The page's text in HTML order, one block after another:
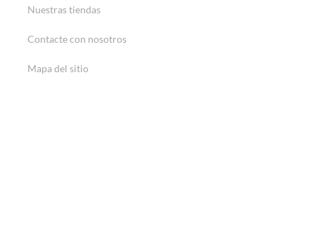
Nuestras tiendas
Contacte con nosotros
Mapa del sitio